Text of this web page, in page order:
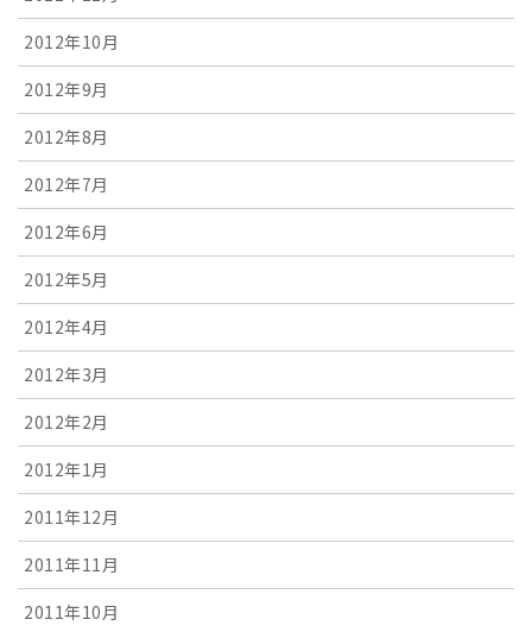
2012年10月
2012年9月
2012年8月
2012年7月
2012年6月
2012年5月
2012年4月
2012年3月
2012年2月
2012年1月
2011年12月
2011年11月
2011年10月